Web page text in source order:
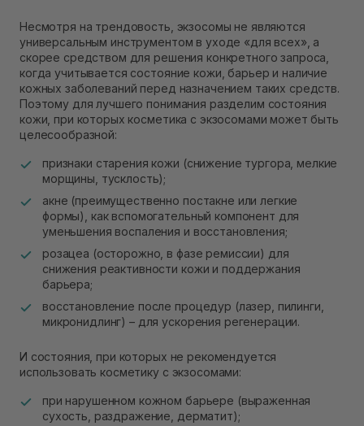
Несмотря на трендовость, экзосомы не являются
универсальным инструментом в уходе «для всех», а
скорее средством для решения конкретного запроса,
когда учитывается состояние кожи, барьер и наличие
кожных заболеваний перед назначением таких средств.
Поэтому для лучшего понимания разделим состояния
кожи, при которых косметика с экзосомами может быть
целесообразной:
признаки старения кожи (снижение тургора, мелкие
морщины, тусклость);
акне (преимущественно постакне или легкие
формы), как вспомогательный компонент для
уменьшения воспаления и восстановления;
розацеа (осторожно, в фазе ремиссии) для
снижения реактивности кожи и поддержания
барьера;
восстановление после процедур (лазер, пилинги,
микронидлинг) – для ускорения регенерации.
И состояния, при которых не рекомендуется
использовать косметику с экзосомами:
при нарушенном кожном барьере (выраженная
сухость, раздражение, дерматит);